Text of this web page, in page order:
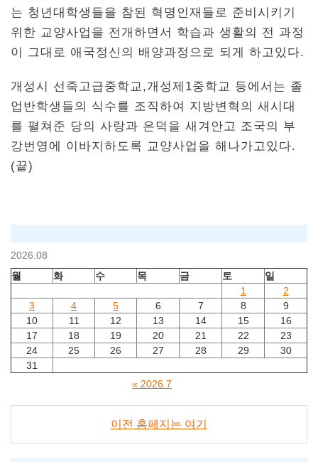
는 청년대학생들을 참된 혁명인재들로 준비시키기
위한 교양사업을 전개하면서 학습과 생활의 전 과정
이 그대로 애국정신의 배양과정으로 되게 하고있다.
개성시 선죽고급중학교,개성제1중학교 등에서는 졸
업반학생들의 식수를 조직하여 지방변혁의 새시대
를 펼쳐준 당의 사랑과 은덕을 새겨안고 조국의 부
강번영에 이바지하도록 교양사업을 해나가고있다.
(끝)
2026.08
월
화 수 목 금 토
일
1
2
3
4 5 6 7 8
9
10
11 12 13 14 15
16
17
18 19 20 21 22
23
24
25 26 27 28 29
30
31
« 2026.7
이전 홈페지는 여기